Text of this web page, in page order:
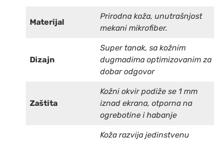
Materijal
Prirodna koža, unutrašnjost
mekani mikrofiber.
Dizajn
Super tanak, sa kožnim
dugmadima optimizovanim za
dobar odgovor
Zaštita
Kožni okvir podiže se 1 mm
iznad ekrana, otporna na
ogrebotine i habanje
Koža razvija jedinstvenu